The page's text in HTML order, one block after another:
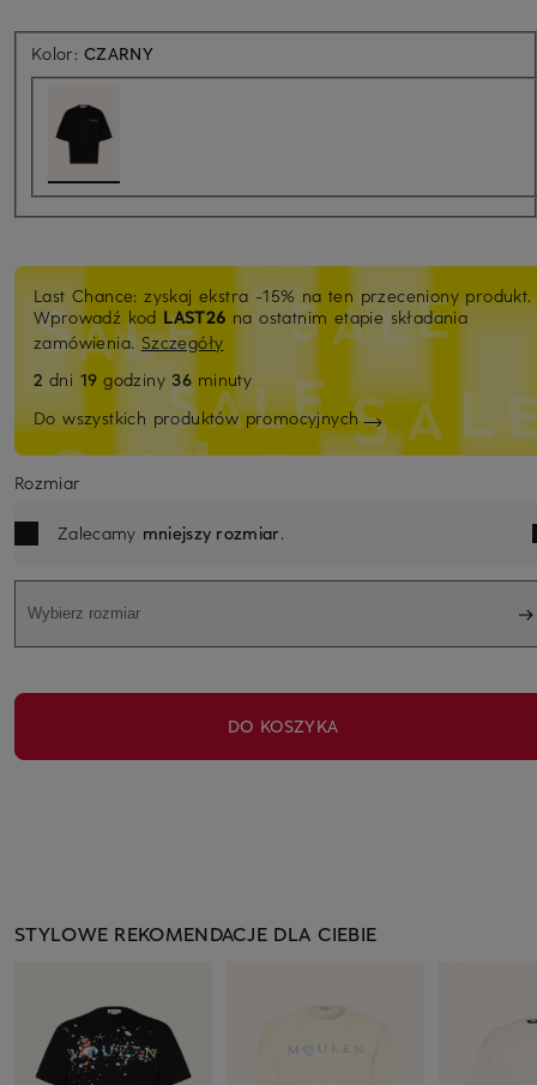
Kolor:CZARNY
Last Chance: zyskaj ekstra -15% na ten przeceniony produkt.
Wprowadź kod LAST26 na ostatnim etapie składania
zamówienia. Szczegóły
2 dni 19godziny36 minuty
Do wszystkich produktów promocyjnych
Rozmiar
Zalecamy mniejszy rozmiar.
Wybierz rozmiar
DO KOSZYKA
STYLOWE REKOMENDACJE DLA CIEBIE